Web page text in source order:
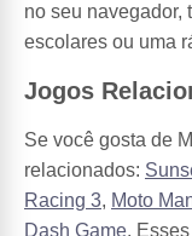
no seu navegador,
escolares ou uma
Jogos
Se você gosta de
relacionados:
Racing 3, Moto
Dash Game.